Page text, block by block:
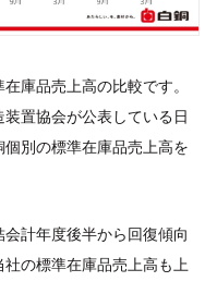
庫品売上高の比較です。
置協会が公表している日
別の標準在庫品売上高を
計年度後半から回復傾向
の標準在庫品売上高も上